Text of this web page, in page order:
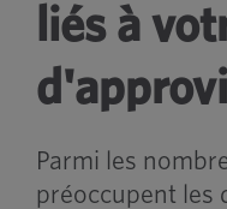
liés à
Parmi les
préoccupent les